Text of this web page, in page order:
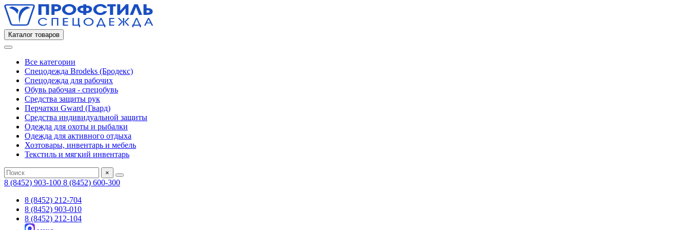
Каталог товаров
Все категории
Спецодежда Brodeks (Бродекс)
Спецодежда для рабочих
Обувь рабочая - спецобувь
Средства защиты рук
Перчатки Gward (Гвард)
Средства индивидуальной защиты
Одежда для охоты и рыбалки
Одежда для активного отдыха
Хозтовары, инвентарь и мебель
Текстиль и мягкий инвентарь
×
8 (8452) 903-100 8 (8452) 600-300
8 (8452) 212-704
8 (8452) 903-010
8 (8452) 212-104